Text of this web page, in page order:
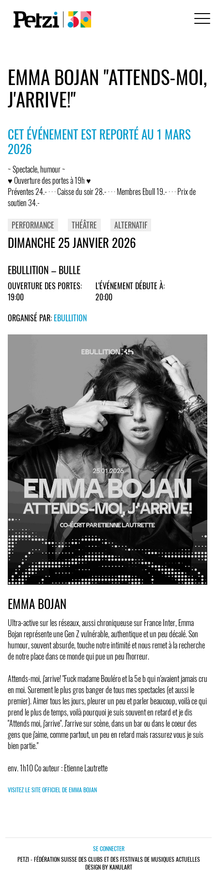
EMMA BOJAN "ATTENDS-MOI,
J'ARRIVE!"
CET ÉVÉNEMENT EST REPORTÉ AU 1 MARS
2026
~ Spectacle, humour ~
♥ Ouverture des portes à 19h ♥
Préventes 24.- · · · Caisse du soir 28.- · · · Membres Ebull 19.- · · · Prix de
soutien 34.-
PERFORMANCE
THÉÂTRE ALTERNATIF
DIMANCHE 25 JANVIER 2026
EBULLITION – BULLE
OUVERTURE DES PORTES:
19:00
L'ÉVÉNEMENT DÉBUTE À:
20:00
ORGANISÉ PAR: EBULLITION
EMMA BOJAN
Ultra-active sur les réseaux, aussi chroniqueuse sur France Inter, Emma
Bojan représente une Gen Z vulnérable, authentique et un peu décalé. Son
humour, souvent absurde, touche notre intimité et nous remet à la recherche
de notre place dans ce monde qui pue un peu l'horreur.
Attends-moi, j'arrive! "Fuck madame Bouléro et la 5e b qui n'avaient jamais cru
en moi. Surement le plus gros banger de tous mes spectacles (et aussi le
premier). Aimer tous les jours, pleurer un peu et parler beaucoup, voilà ce qui
prend le plus de temps, voilà pourquoi je suis souvent en retard et je dis
"Attends moi, j'arrive". J'arrive sur scène, dans un bar ou dans le coeur des
gens que j'aime, comme partout, un peu en retard mais rassurez vous je suis
bien partie."
env. 1h10 Co auteur : Etienne Lautrette
VISITEZ LE SITE OFFICIEL DE EMMA BOJAN
SE CONNECTER
PETZI - FÉDÉRATION SUISSE DES CLUBS ET DES FESTIVALS DE MUSIQUES ACTUELLES
DESIGN BY KANULART